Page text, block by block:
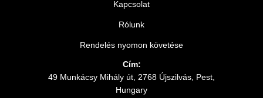
Kapcsolat
Rólunk
Rendelés nyomon követése
Cím:
49 Munkácsy Mihály út, 2768 Újszilvás, Pest,
Hungary